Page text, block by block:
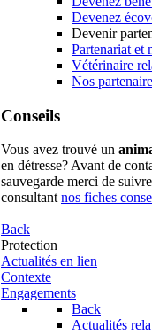
Devenez
Devenir
Partenariat et
Vétérinaire
Nos
Conseils
Vous avez trouvé un
en détresse? Avant de
sauvegarde merci de
consultantnos fiches
Back
Protection
Actualités en lien
Contexte
Engagements
Back
Actualités